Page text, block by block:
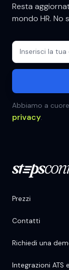
Resta
mondo HR. No
Abbiamo a
privacy.
Prezzi
Contatti
Richiedi una
Integrazioni ATS